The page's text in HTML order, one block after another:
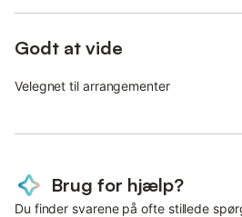
Godt at vide
Velegnet til arrangementer
Brug for hjælp?
Du finder svarene på ofte stillede